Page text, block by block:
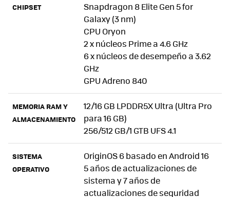
CHIPSET
Snapdragon 8 Elite Gen 5 for
Galaxy (3 nm)
CPU Oryon
2 x núcleos Prime a 4.6 GHz
6 x núcleos de desempeño a 3.62
GHz
GPU Adreno 840
MEMORIA RAM Y
ALMACENAMIENTO
12/16 GB LPDDR5X Ultra (Ultra Pro
para 16 GB)
256/512 GB/1 GTB UFS 4.1
SISTEMA
OPERATIVO
OriginOS 6 basado en Android 16
5 años de actualizaciones de
sistema y 7 años de
actualizaciones de seguridad